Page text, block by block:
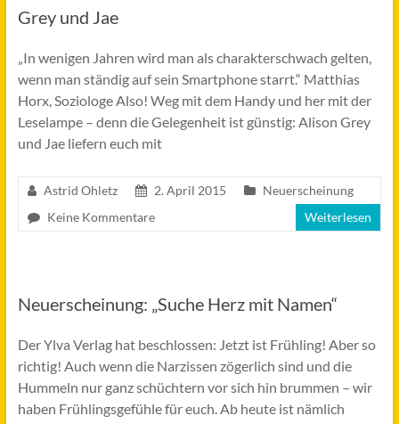
Grey und Jae
„In wenigen Jahren wird man als charakterschwach gelten,
wenn man ständig auf sein Smartphone starrt.“ Matthias
Horx, Soziologe Also! Weg mit dem Handy und her mit der
Leselampe – denn die Gelegenheit ist günstig: Alison Grey
und Jae liefern euch mit
Astrid Ohletz 2. April 2015
Neuerscheinung
Keine Kommentare
Weiterlesen
Neuerscheinung: „Suche Herz mit Namen“
Der Ylva Verlag hat beschlossen: Jetzt ist Frühling! Aber so
richtig! Auch wenn die Narzissen zögerlich sind und die
Hummeln nur ganz schüchtern vor sich hin brummen – wir
haben Frühlingsgefühle für euch. Ab heute ist nämlich